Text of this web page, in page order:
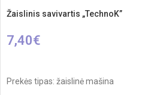
Žaislinis savivartis „TechnoK”
7,40€
Prekės tipas: žaislinė mašina